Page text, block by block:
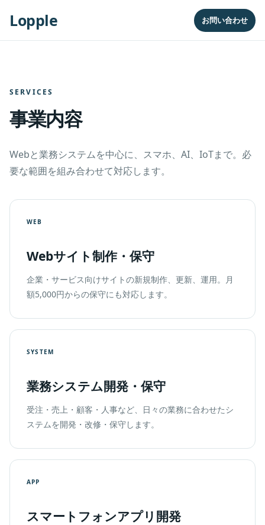
Lopple お問い合わせ
SERVICES
事業内容
Webと業務システムを中心に、スマホ、AI、IoTまで。 必
要な範囲を組み合わせて対応します。
WEB
Webサイト制作・保守
企業・サービス向けサイトの新規制作、更新、運用。月
額5,000円からの保守にも対応します。
SYSTEM
業務システム開発・保守
受注・売上・顧客・人事など、日々の業務に合わせたシ
ステムを開発・改修・保守します。
APP
スマートフォンアプリ開発